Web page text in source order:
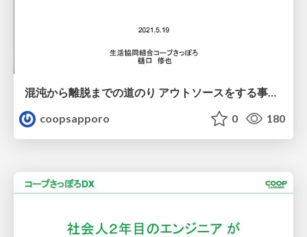
混沌から離脱までの道のり アウトソースをする事業会社がすべきことは？
coopsapporo
0 180